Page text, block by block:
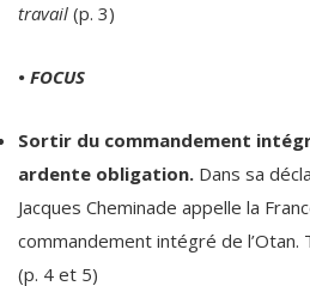
travail (p. 3)
• FOCUS
Sortir du commandement
ardente obligation. Dans sa
Jacques Cheminade appelle la
commandement intégré de l’Otan.
(p. 4 et 5)